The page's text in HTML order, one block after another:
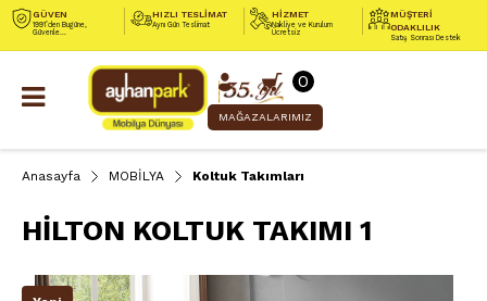
GÜVEN
1991’den Bugüne,
Güvenle...
HIZLI TESLİMAT
Aynı Gün Teslimat
HİZMET
Nakliye ve Kurulum
Ücretsiz
MÜŞTERİ
ODAKLILIK
Satış Sonrası Destek
0
MAĞAZALARIMIZ
Anasayfa MOBİLYA Koltuk Takımları
HİLTON KOLTUK TAKIMI 1